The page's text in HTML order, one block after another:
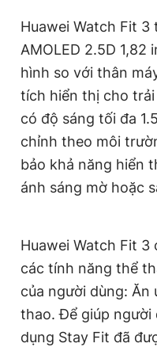
© 2003-2026 Bản quyền
chép dưới mọi hình thức
bản. Phát triển bởi ePi
Huawei Watch Fit 3
AMOLED 2.5D 1,82
hình so với thân
tích hiển thị cho
có độ sáng tối đa
chỉnh theo môi
bảo khả năng hiển
ánh sáng mờ hoặc
Huawei Watch Fit 3
các tính năng thể
của người dùng: Ăn
thao. Để giúp
dụng Stay Fit đã